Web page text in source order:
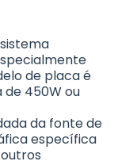
de placa é
450W ou
da fonte de
específica